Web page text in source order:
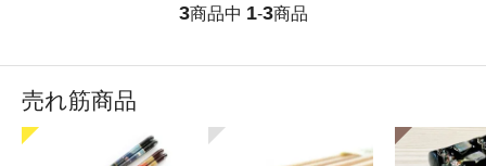
3商品中 1-3商品
売れ筋商品